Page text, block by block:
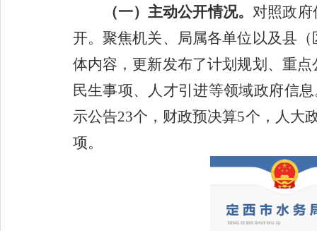
（一）主动公开情况。对照政府
开。聚焦机关、局属各单位以及县
体内容，更新发布了计划规划、重
民生事项、人才引进等领域政府信
示公告23个，财政预决算5个，人大
项。